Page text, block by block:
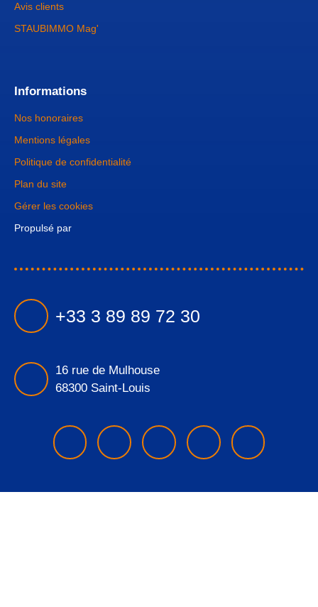
Avis clients
STAUBIMMO Mag'
Informations
Nos honoraires
Mentions légales
Politique de confidentialité
Plan du site
Gérer les cookies
Propulsé par
+33 3 89 89 72 30
16 rue de Mulhouse
68300 Saint-Louis